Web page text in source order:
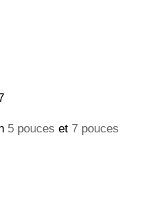
5 pouces et 7 pouces